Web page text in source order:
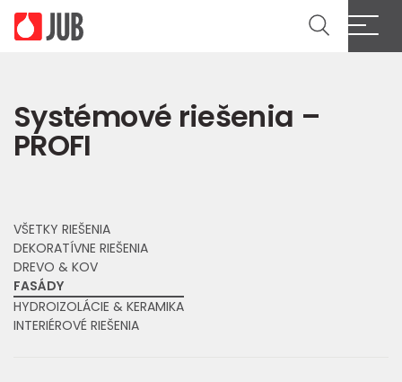
Systémové riešenia –
PROFI
VŠETKY RIEŠENIA
DEKORATÍVNE RIEŠENIA
DREVO & KOV
FASÁDY
HYDROIZOLÁCIE & KERAMIKA
INTERIÉROVÉ RIEŠENIA